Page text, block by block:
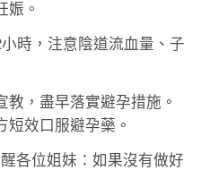
娠。
時，注意陰道流血量、子
教，盡早落實避孕措施。
短效口服避孕藥。
各位姐妹：如果沒有做好